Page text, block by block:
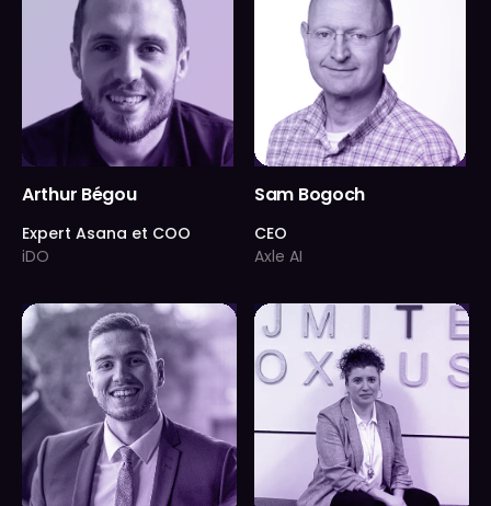
Arthur Bégou
Expert Asana et COO
iDO
Sam Bogoch
CEO
Axle AI